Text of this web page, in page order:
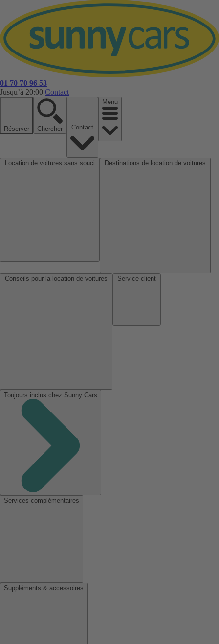
01 70 70 96 53
Jusqu’à 20:00 Contact
Réserver Chercher
Menu
Toujours inclus chez Sunny Cars
Services complémentaires
Suppléments & accessoires